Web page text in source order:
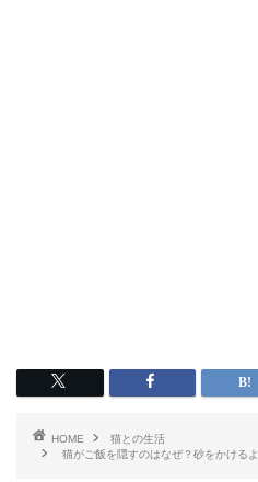
HOME
猫との生活
猫がご飯を隠すのはなぜ？砂をかける